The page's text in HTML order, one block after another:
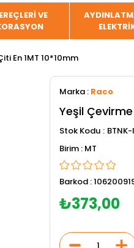
VE
En 1MT 10*10mm
Marka : Raco
Yeşil Çevirme
Stok Kodu
MT
Barkod :
₺373,00